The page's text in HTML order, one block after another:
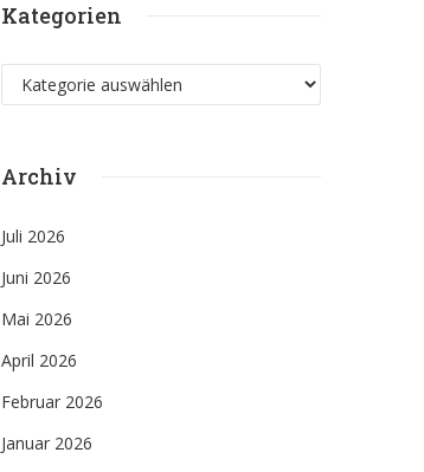
Kategorien
Kategorien
Archiv
Juli 2026
Juni 2026
Mai 2026
April 2026
Februar 2026
Januar 2026